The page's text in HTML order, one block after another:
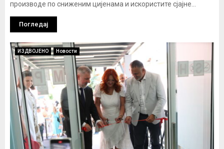
производе по сниженим цијенама и искористите сјајне...
Погледај
ИЗДВОЈЕНО Новости